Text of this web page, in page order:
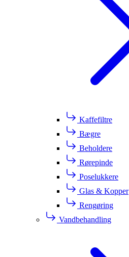
Kaffefiltre
Bægre
Beholdere
Rørepinde
Poselukkere
Glas & Kopper
Rengøring
Vandbehandling